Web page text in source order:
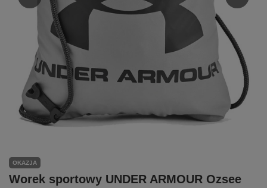
OKAZJA
Worek sportowy UNDER ARMOUR Ozsee